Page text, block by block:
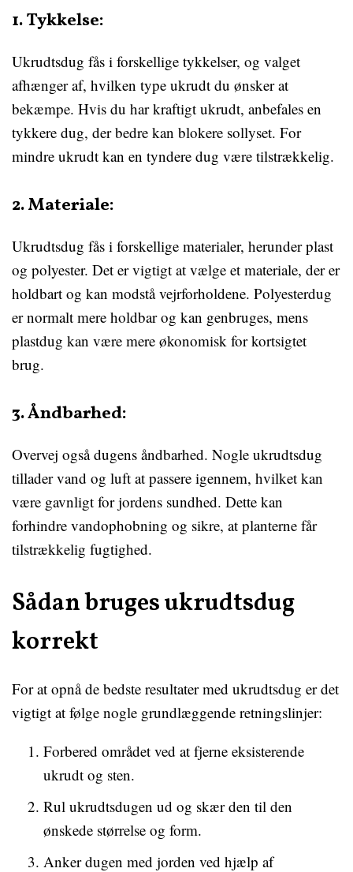
1. Tykkelse:
Ukrudtsdug fås i forskellige tykkelser, og valget
afhænger af, hvilken type ukrudt du ønsker at
bekæmpe. Hvis du har kraftigt ukrudt, anbefales en
tykkere dug, der bedre kan blokere sollyset. For
mindre ukrudt kan en tyndere dug være tilstrækkelig.
2. Materiale:
Ukrudtsdug fås i forskellige materialer, herunder plast
og polyester. Det er vigtigt at vælge et materiale, der er
holdbart og kan modstå vejrforholdene. Polyesterdug
er normalt mere holdbar og kan genbruges, mens
plastdug kan være mere økonomisk for kortsigtet
brug.
3. Åndbarhed:
Overvej også dugens åndbarhed. Nogle ukrudtsdug
tillader vand og luft at passere igennem, hvilket kan
være gavnligt for jordens sundhed. Dette kan
forhindre vandophobning og sikre, at planterne får
tilstrækkelig fugtighed.
Sådan bruges ukrudtsdug
korrekt
For at opnå de bedste resultater med ukrudtsdug er det
vigtigt at følge nogle grundlæggende retningslinjer:
Forbered området ved at fjerne eksisterende
ukrudt og sten.
Rul ukrudtsdugen ud og skær den til den
ønskede størrelse og form.
Anker dugen med jorden ved hjælp af